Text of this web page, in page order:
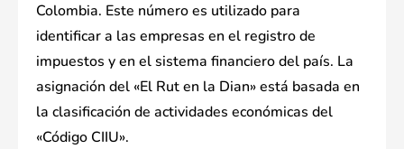
Colombia. Este número es utilizado para
identificar a las empresas en el registro de
impuestos y en el sistema financiero del país. La
asignación del «El Rut en la Dian» está basada en
la clasificación de actividades económicas del
«Código CIIU».